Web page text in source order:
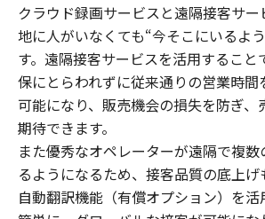
クラウド録画サービスと遠隔接客サ
地に人がいなくても“今そこにいるよ
す。遠隔接客サービスを活用すること
保にとらわれずに従来通りの営業時間
可能になり、販売機会の損失を防ぎ、
期待できます。
また優秀なオペレーターが遠隔で複
るようになるため、接客品質の底上げ
自動翻訳機能（有償オプション）を